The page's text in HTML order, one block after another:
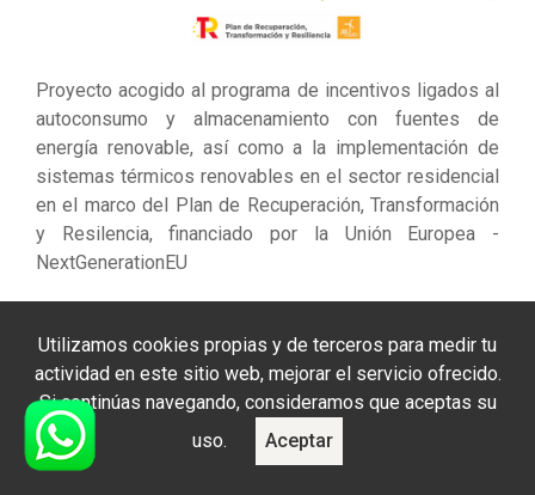
Proyecto acogido al programa de incentivos ligados al
autoconsumo y almacenamiento con fuentes de
energía renovable, así como a la implementación de
sistemas térmicos renovables en el sector residencial
en el marco del Plan de Recuperación, Transformación
y Resilencia, financiado por la Unión Europea -
NextGenerationEU
Sobre Nosotros
Exclusivas Lomar: Distribución Oficial en La Rioja de
Utilizamos cookies propias y de terceros para medir tu
actividad en este sitio web, mejorar el servicio ofrecido.
Si continúas navegando, consideramos que aceptas su
uso.
Aceptar